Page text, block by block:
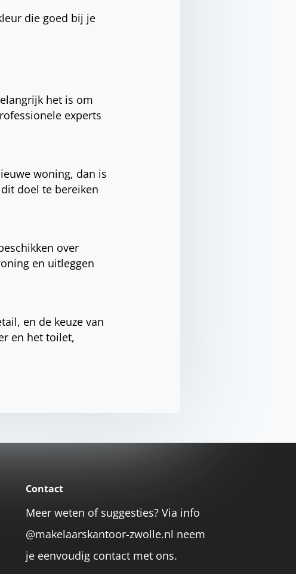
die goed bij je
het is om
experts
woning, dan is
doel te bereiken
over
en uitleggen
en de keuze van
en het toilet,
Contact
Meer weten of suggesties? Via info
@makelaarskantoor-zwolle.nl neem
je eenvoudig contact met ons.